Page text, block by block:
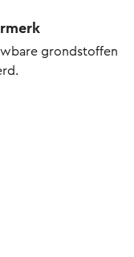
grondstoffen